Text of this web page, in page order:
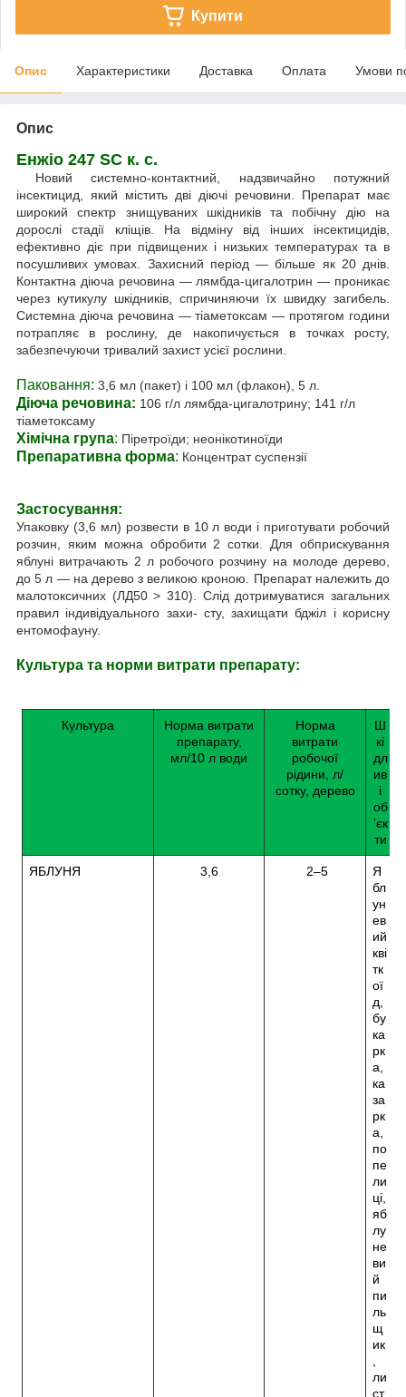
Купити
Опис Характеристики Доставка Оплата Умови
Опис
Енжіо 247 SC к. с.
Новий системно-контактний, надзвичайно потужний
інсектицид, який містить дві діючі речовини. Препарат має
широкий спектр знищуваних шкідників та побічну дію на
дорослі стадії кліщів. На відміну від інших інсектицидів,
ефективно діє при підвищених і низьких температурах та в
посушливих умовах. Захисний період — більше як 20 днів.
Контактна діюча речовина — лямбда-цигалотрин — проникає
через кутикулу шкідників, спричиняючи їх швидку загибель.
Системна діюча речовина — тіаметоксам — протягом години
потрапляє в рослину, де накопичується в точках росту,
забезпечуючи тривалий захист усієї рослини.
Паковання: 3,6 мл (пакет) і 100 мл (флакон), 5 л.
Діюча речовина: 106 г/л лямбда-цигалотрину; 141 г/л
тіаметоксаму
Хімічна група: Піретроїди; неонікотиноїди
Препаративна форма: Концентрат суспензії
Застосування:
Упаковку (3,6 мл) розвести в 10 л води і приготувати робочий
розчин, яким можна обробити 2 сотки. Для обприскування
яблуні витрачають 2 л робочого розчину на молоде дерево,
до 5 л — на дерево з великою кроною. Препарат належить до
малотоксичних (ЛД50 > 310). Слід дотримуватися загальних
правил індивідуального захи- сту, захищати бджіл і корисну
ентомофауну.
Культура та норми витрати препарату:
Культура
Норма витрати
препарату,
мл/10 л води
Норма
витрати
робочої
рідини, л/
сотку, дерево
Ш
кі
дл
ив
і
об
’єк
ти
ЯБЛУНЯ 3,6 2–5
Я
бл
ун
ев
ий
кві
тк
ої
д,
бу
ка
рк
а,
ка
за
рк
а,
по
пе
ли
ці,
яб
лу
не
ви
й
пи
ль
щ
ик
ли
ст